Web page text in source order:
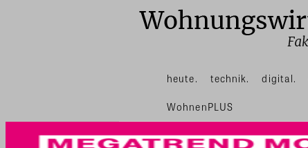
heute. technik. digital.
WohnenPLUS